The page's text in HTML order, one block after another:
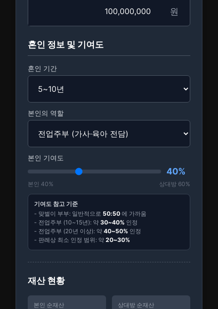
원
혼인 정보 및 기여도
혼인 기간
본인의 역할
본인 기여도
40%
본인 40% 상대방 60%
기여도 참고 기준
- 맞벌이 부부: 일반적으로 50:50 에 가까움
- 전업주부 (10~15년): 약 30~40% 인정
- 전업주부 (20년 이상): 약 40~50% 인정
- 판례상 최소 인정 범위: 약 20~30%
재산 현황
본인 순재산 상대방 순재산